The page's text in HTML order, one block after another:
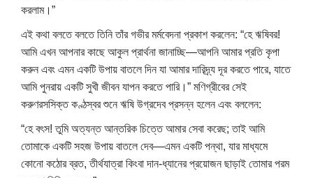
করলাম।”
এই কথা বলতে বলতে তিনি তাঁর গভীর মর্মবেদনা প্রকাশ করলেন: “হে ঋষিবর!
আমি এখন আপনার কাছে আকুল প্রার্থনা জানাচ্ছি—আপনি আমার প্রতি কৃপা
করুন এবং এমন একটি উপায় বাতলে দিন যা আমার দারিদ্র্য দূর করতে পারে, যাতে
আমি পুনরায় একটি সুখী জীবন যাপন করতে পারি।” মণিগ্রীবের সেই
করুণরসসিক্ত কণ্ঠস্বর শুনে ঋষি উগ্রদেব প্রসন্ন হলেন এবং বললেন:
“হে বৎস! তুমি অত্যন্ত আন্তরিক চিত্তে আমার সেবা করেছ; তাই আমি
তোমাকে একটি সহজ উপায় বাতলে দেব—এমন একটি পন্থা, যার মাধ্যমে
কোনো কঠোর ব্রত, তীর্থযাত্রা কিংবা দান-ধ্যানের প্রয়োজন ছাড়াই তোমার পরম